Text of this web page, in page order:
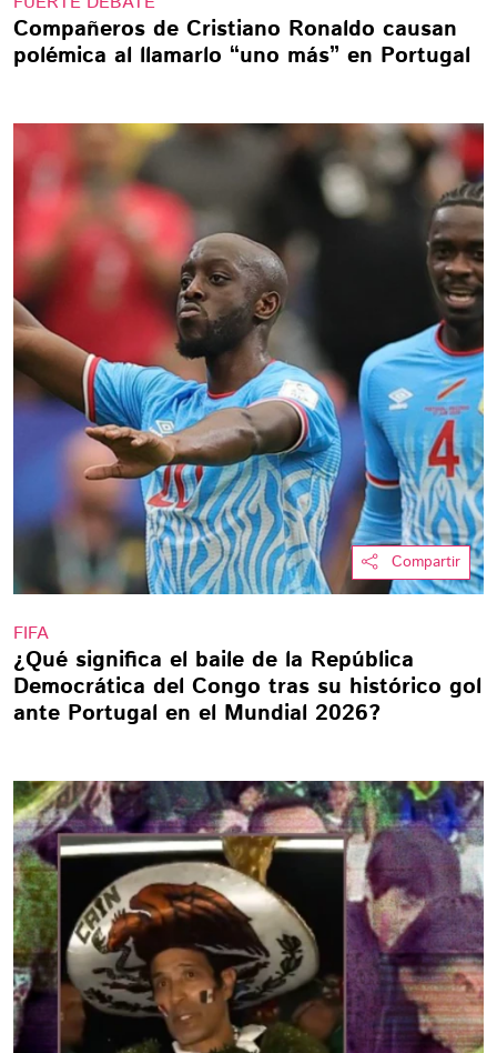
Compañeros de Cristiano Ronaldo causan
polémica al llamarlo “uno más” en Portugal
Compartir
FIFA
¿Qué significa el baile de la República
Democrática del Congo tras su histórico gol
ante Portugal en el Mundial 2026?